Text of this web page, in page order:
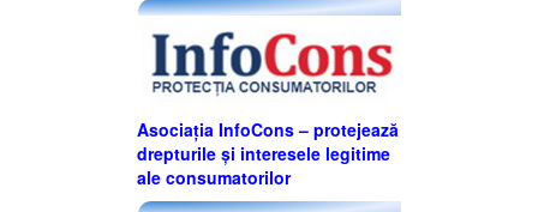
Asociația InfoCons – protejează
drepturile și interesele legitime
ale consumatorilor